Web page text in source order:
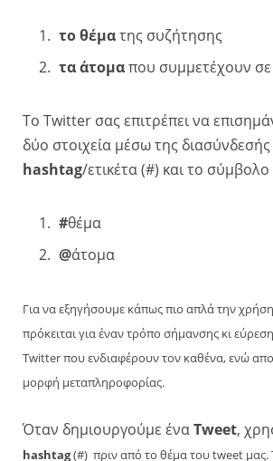
το θέματης συζήτησης
τα άτομαπου συμμετέχουν
Το Twitter σας επιτρέπει να
δύο στοιχεία μέσω της
hashtag/ετικέτα (#) και το σύμβολο
#θέμα
@άτομα
Για να εξηγήσουμε κάπως πιο απλά την
πρόκειται για έναν τρόπο σήμανσης κι
Twitter που ενδιαφέρουν τον καθένα, ενώ
μορφή μεταπληροφορίας.
Όταν δημιουργούμε έναTweet,
hashtag(#) πριν από το θέμα του tweet